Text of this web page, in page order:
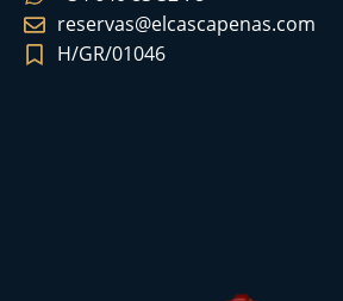
reservas@elcascapenas.com
H/GR/01046